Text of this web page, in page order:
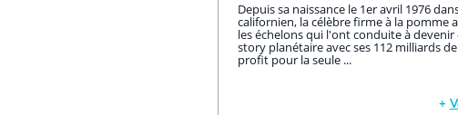
Depuis sa naissance le 1er avril 1976
californien, la célèbre firme à la pomme
les échelons qui l'ont conduite à devenir
story planétaire avec ses 112 milliards
profit pour la seule ...
+